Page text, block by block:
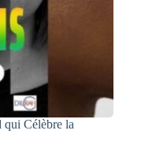
qui Célèbre la